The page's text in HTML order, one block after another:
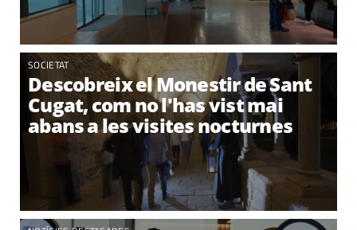
SOCIETAT
Descobreix el Monestir de Sant
Cugat, com no l'has vist mai
abans a les visites nocturnes